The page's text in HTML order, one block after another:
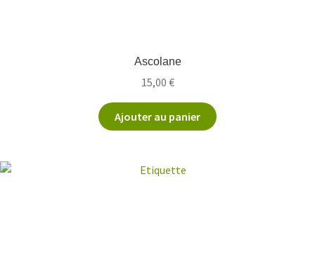
Ascolane
15,00 €
Ajouter au panier